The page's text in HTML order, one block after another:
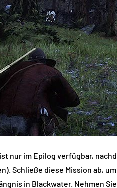
nur im Epilog verfügbar,
Schließe diese Mission ab,
in Blackwater. Nehmen